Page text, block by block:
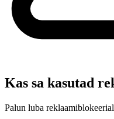
Kas sa kasutad
Palun luba